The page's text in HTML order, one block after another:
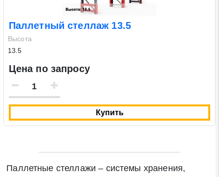
Паллетный стеллаж 13.5
Высота
13.5
Цена по запросу
Купить
Паллетные стеллажи – системы хранения,